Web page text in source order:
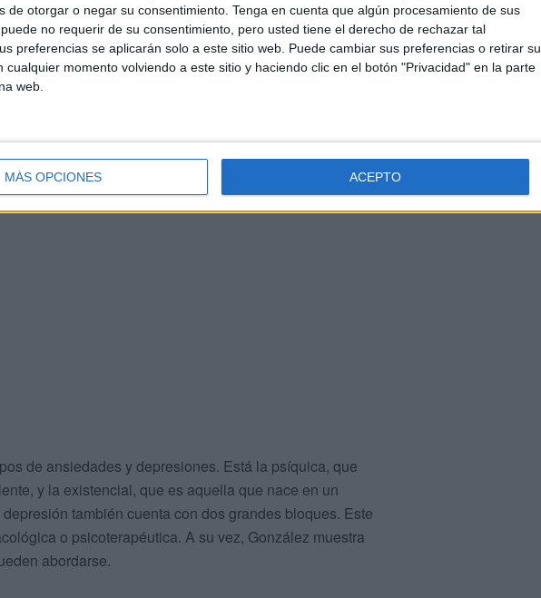
de otorgar o negar su consentimiento. Tenga en cuenta que algún procesamiento de sus
no requerir de su consentimiento, pero usted tiene el derecho de rechazar tal
preferencias se aplicarán solo a este sitio web. Puede cambiar sus preferencias o retirar su
cualquier momento volviendo a este sitio y haciendo clic en el botón "Privacidad" en la parte
web.
MÁS OPCIONES ACEPTO
de ansiedades y depresiones. Está la psíquica, que
y la existencial, que es aquella que nace en un
también cuenta con dos grandes bloques. Este
o psicoterapéutica. A su vez, González muestra
abordarse.